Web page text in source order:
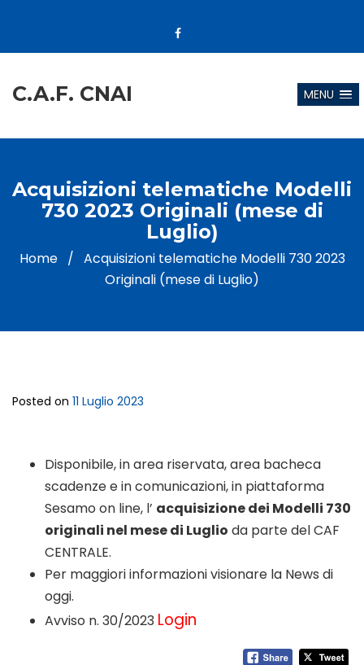
C.A.F. CNAI MENU
Acquisizioni telematiche Modelli
730 2023 Originali (mese di
Luglio)
Home/ Acquisizioni telematiche Modelli 730 2023
Originali (mese di Luglio)
Posted on 11 Luglio 2023
Disponibile, in area riservata, area bacheca
scadenze e in comunicazioni, in piattaforma
Sesamo on line, l’ acquisizione dei Modelli 730
originali nel mese di Luglio da parte del CAF
CENTRALE.
Per maggiori informazioni visionare la News di
oggi.
Avviso n. 30/2023 Login